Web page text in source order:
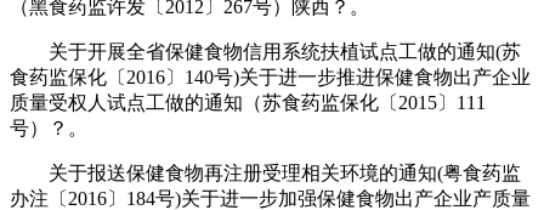
（黑食药监许发〔2012〕267号）陕西？。
关于开展全省保健食物信用系统扶植试点工做的通知(苏
食药监保化〔2016〕140号)关于进一步推进保健食物出产企业
质量受权人试点工做的通知（苏食药监保化〔2015〕111
号）？。
关于报送保健食物再注册受理相关环境的通知(粤食药监
办注〔2016〕184号)关于进一步加强保健食物出产企业产质量